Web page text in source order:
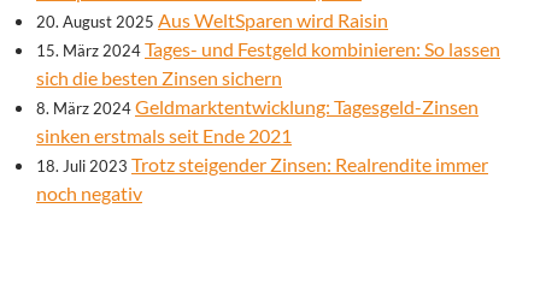
20. August 2025 Aus WeltSparen wird Raisin
15. März 2024Tages- und Festgeld kombinieren: So lassen
sich die besten Zinsen sichern
8. März 2024Geldmarktentwicklung: Tagesgeld-Zinsen
sinken erstmals seit Ende 2021
18. Juli 2023 Trotz steigender Zinsen: Realrendite immer
noch negativ